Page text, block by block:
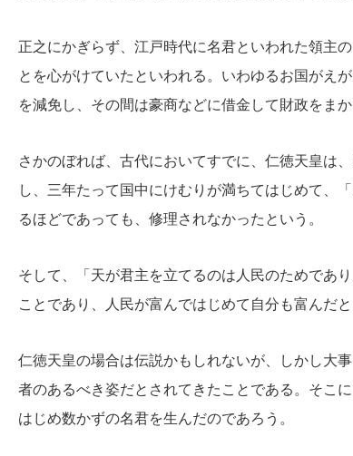
正之にかぎらず、江戸時代に名君といわれた領主
とを心がけていたといわれる。いわゆるお国がえ
を減免し、その間は豪商などに借金して財政をま
さかのぼれば、古代においてすでに、仁徳天皇は
し、三年たって国中にけむりが満ちてはじめて、
るほどであっても、修理されなかったという。
そして、「天が君主を立てるのは人民のためであ
ことであり、人民が富んではじめて自分も富んだ
仁徳天皇の場合は伝説かもしれないが、しかし大
者のあるべき姿だとされてきたことである。そこ
はじめ数かずの名君を生んだのであろう。